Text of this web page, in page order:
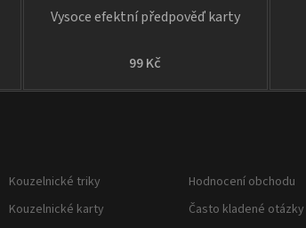
99 Kč
Vysoce efektní předpověď karty
Kouzelnické triky
Kouzelnické karty
Hodnocení obchodu
Často kladené otázky